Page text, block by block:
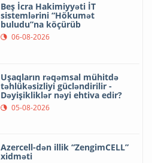
Beş İcra Hakimiyyəti İT
sistemlərini “Hökumət
buludu”na köçürüb
06-08-2026
Uşaqların rəqəmsal mühitdə
təhlükəsizliyi gücləndirilir -
Dəyişikliklər nəyi ehtiva edir?
05-08-2026
Azercell-dən illik “ZengimCELL”
xidməti